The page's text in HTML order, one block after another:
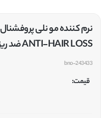
ANTI-HAIR LOSS ضد ریزش حجم 400 میل
bno-243433
قیمت: